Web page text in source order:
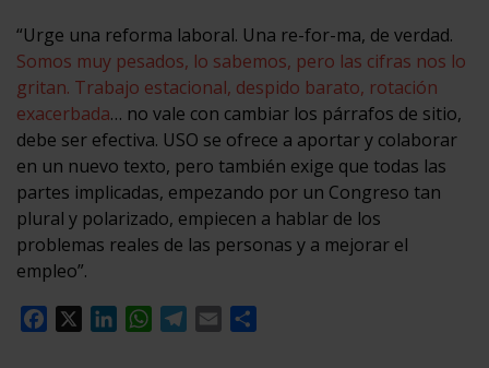
“Urge una reforma laboral. Una re-for-ma, de verdad.
Somos muy pesados, lo sabemos, pero las cifras nos lo
gritan. Trabajo estacional, despido barato, rotación
exacerbada… no vale con cambiar los párrafos de sitio,
debe ser efectiva. USO se ofrece a aportar y colaborar
en un nuevo texto, pero también exige que todas las
partes implicadas, empezando por un Congreso tan
plural y polarizado, empiecen a hablar de los
problemas reales de las personas y a mejorar el
empleo”.
Facebook
LinkedInWhatsApp
Telegram
Email